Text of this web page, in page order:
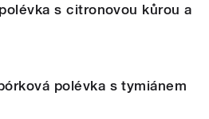
s citronovou kůrou a
polévka s tymiánem